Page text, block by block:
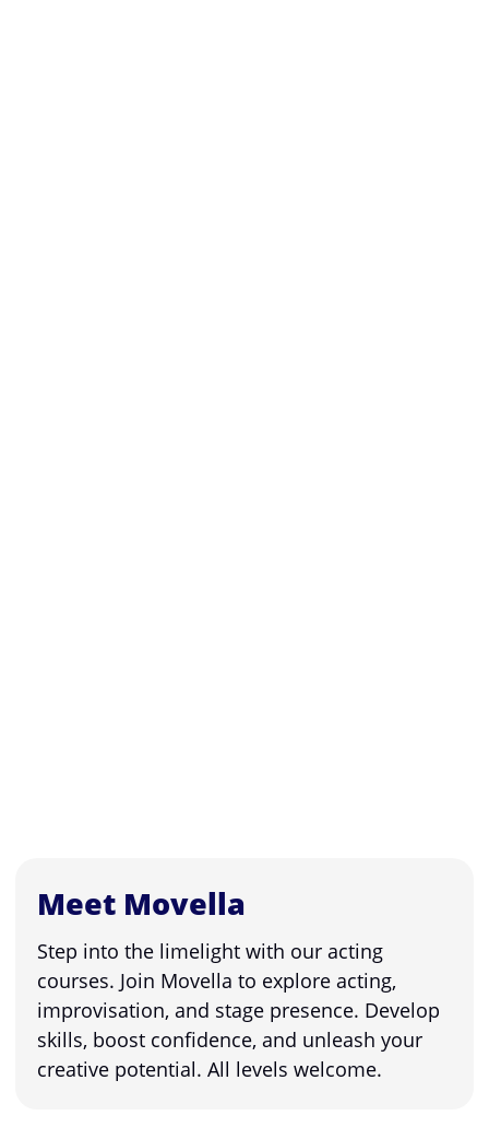
Meet Movella
Step into the limelight with our acting
courses. Join Movella to explore acting,
improvisation, and stage presence. Develop
skills, boost confidence, and unleash your
creative potential. All levels welcome.